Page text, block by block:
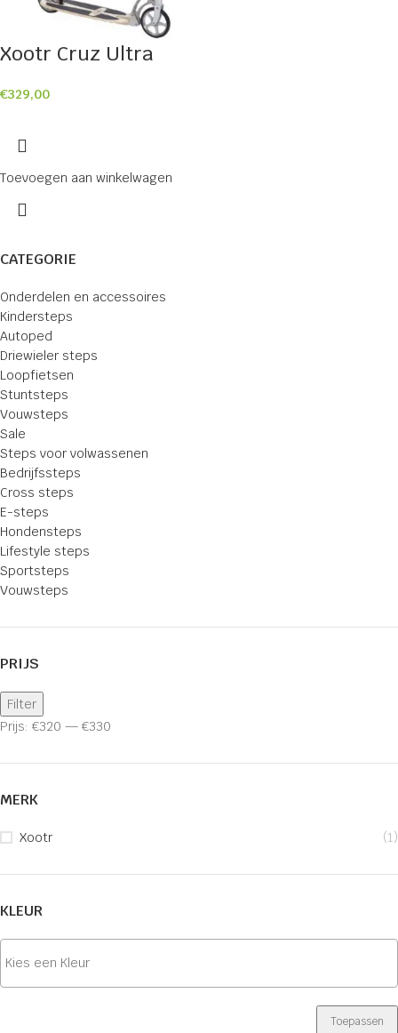
CATEGORIE
Onderdelen en accessoires
Kindersteps
Autoped
Driewieler steps
Loopfietsen
Stuntsteps
Vouwsteps
Sale
Steps voor volwassenen
Bedrijfssteps
Cross steps
E-steps
Hondensteps
Lifestyle steps
Sportsteps
Vouwsteps
PRIJS
Filter
Prijs: €320 — €330
MERK
Xootr (1)
KLEUR
Toepassen
Xootr Cruz Ultra
€329,00
Toevoegen aan winkelwagen